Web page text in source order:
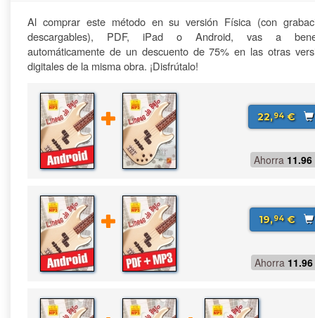
Al comprar este método en su versión Física (con
descargables), PDF, iPad o Android, vas a
automáticamente de un descuento de 75% en las otras
digitales de la misma obra. ¡Disfrútalo!
22,94€
Ahorra 11.96
19,94€
Ahorra 11.96